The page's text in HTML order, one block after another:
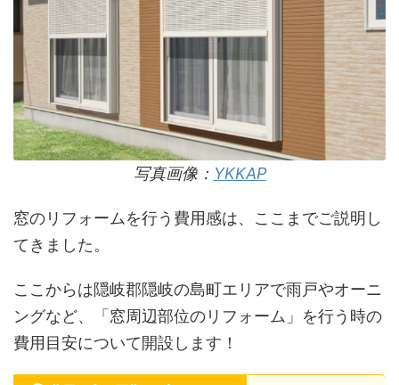
写真画像： YKKAP
窓のリフォームを行う費用感は、ここまでご説明し
てきました。
ここからは隠岐郡隠岐の島町エリアで雨戸やオーニ
ングなど、「窓周辺部位のリフォーム」を行う時の
費用目安について開設します！